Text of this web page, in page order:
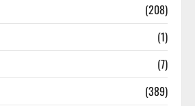
(208)
(1)
(7)
(389)